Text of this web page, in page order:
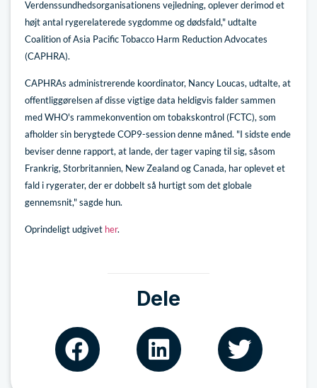
Verdenssundhedsorganisationens vejledning, oplever derimod et
højt antal rygerelaterede sygdomme og dødsfald," udtalte
Coalition of Asia Pacific Tobacco Harm Reduction Advocates
(CAPHRA).
CAPHRAs administrerende koordinator, Nancy Loucas, udtalte, at
offentliggørelsen af disse vigtige data heldigvis falder sammen
med WHO's rammekonvention om tobakskontrol (FCTC), som
afholder sin berygtede COP9-session denne måned. "I sidste ende
beviser denne rapport, at lande, der tager vaping til sig, såsom
Frankrig, Storbritannien, New Zealand og Canada, har oplevet et
fald i rygerater, der er dobbelt så hurtigt som det globale
gennemsnit," sagde hun.
Oprindeligt udgivet her.
Dele